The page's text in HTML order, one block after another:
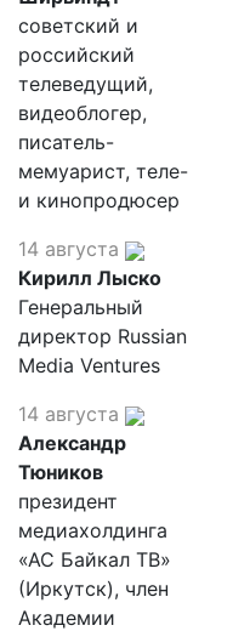
советский и
российский
телеведущий,
видеоблогер,
писатель-
мемуарист, теле-
и кинопродюсер
14 августа
Кирилл Лыско
Генеральный
директор Russian
Media Ventures
14 августа
Александр
Тюников
президент
медиахолдинга
«АС Байкал ТВ»
(Иркутск), член
Академии